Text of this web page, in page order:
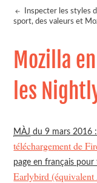
Inspecter les styles
sport, des valeurs et
Mozilla
les
MÀJ du 9 mars 2016
téléchargement de
page en français
Earlybird (équivalent